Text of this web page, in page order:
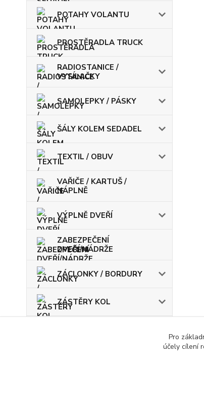
POTAHY VOLANTU
PROSTĚRADLA TRUCK
RADIOSTANICE /
VYSÍLAČKY
SAMOLEPKY / PÁSKY
ŠÁLY KOLEM SEDADEL
TEXTIL / OBUV
VAŘIČE / KARTUŠ /
NÁPLNĚ
VÝPLNĚ DVEŘÍ
ZABEZPEČENÍ
DVEŘÍ/NÁDRŽE
ZÁCLONKY / BORDURY
ZÁSTĚRY KOL
Pro
účely cílení